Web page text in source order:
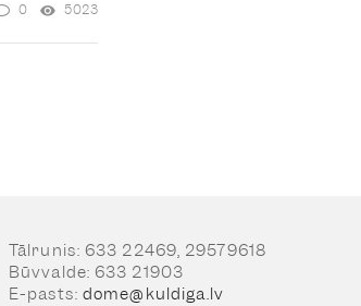
0 5023
Tālrunis: 633 22469, 29579618
Būvvalde: 633 21903
E-pasts: dome@kuldiga.lv